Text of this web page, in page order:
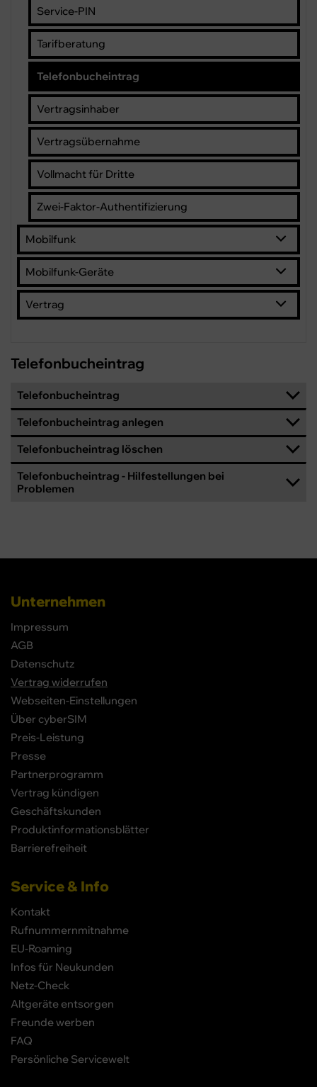
Service-PIN
Tarifberatung
Telefonbucheintrag
Vertragsinhaber
Vertragsübernahme
Vollmacht für Dritte
Zwei-Faktor-Authentifizierung
Mobilfunk
Mobilfunk-Geräte
Vertrag
Telefonbucheintrag
Telefonbucheintrag
Telefonbucheintrag anlegen
Telefonbucheintrag löschen
Telefonbucheintrag - Hilfestellungen bei
Problemen
Unternehmen
Impressum
AGB
Datenschutz
Vertrag widerrufen
Webseiten-Einstellungen
Über cyberSIM
Preis-Leistung
Presse
Partnerprogramm
Vertrag kündigen
Geschäftskunden
Produktinformationsblätter
Barrierefreiheit
Service & Info
Kontakt
Rufnummernmitnahme
EU-Roaming
Infos für Neukunden
Netz-Check
Altgeräte entsorgen
Freunde werben
FAQ
Persönliche Servicewelt